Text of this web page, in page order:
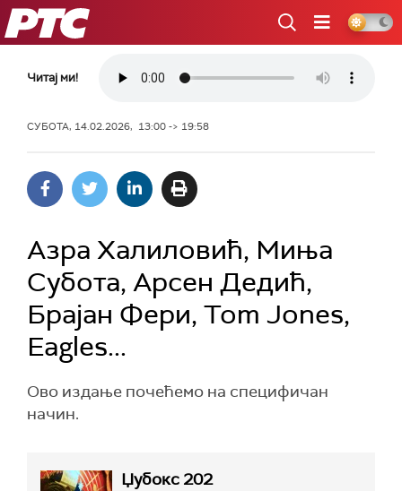
РТС
Читај ми!
СУБОТА, 14.02.2026, 13:00 -> 19:58
Азрa Халиловић, Миња
Субота, Арсен Дедић,
Брајан Фери, Tom Jones,
Eagles...
Ово издање почећемо на специфичан
начин.
Џубокс 202